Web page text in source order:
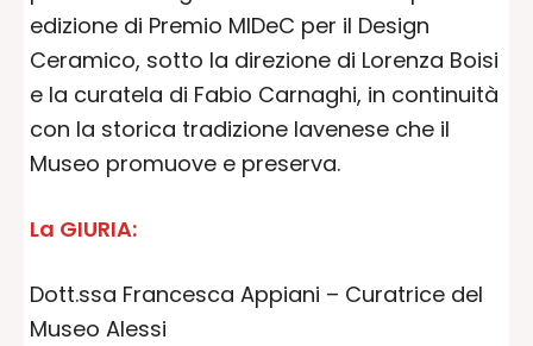
edizione di Premio MIDeC per il Design
Ceramico, sotto la direzione di Lorenza Boisi
e la curatela di Fabio Carnaghi, in continuità
con la storica tradizione lavenese che il
Museo promuove e preserva.
La GIURIA:
Dott.ssa Francesca Appiani – Curatrice del
Museo Alessi